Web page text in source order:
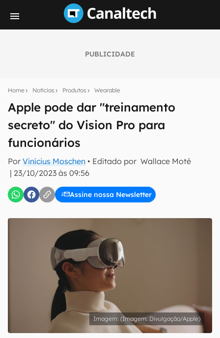
PUBLICIDADE
Home Notícias Produtos Wearable
Apple pode dar "treinamento
secreto" do Vision Pro para
funcionários
Por Vinícius Moschen • Editado por Wallace Moté
| 23/10/2023 às 09:56
Assine nossa Newsletter
notícias e reviews sobre tecnologia em primeira
mão.
E-mail
inscreva-se
Confirmo que li, aceito e concordo com os Termos de
Uso e Política de Privacidade do Canaltech.
(Imagem: Divulgação/Apple)